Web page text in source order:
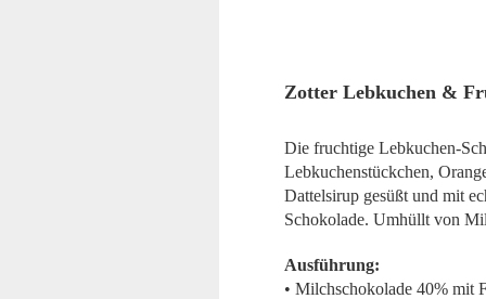
Zotter Lebkuchen &
Die fruchtige Lebkuchen-
Lebkuchenstückchen,
Dattelsirup gesüßt und mit
Schokolade. Umhüllt von
Ausführung:
• Milchschokolade 40% mit